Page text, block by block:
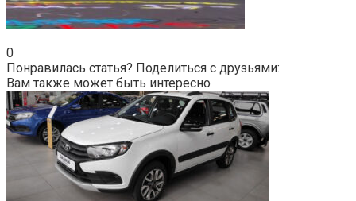
0
Понравилась статья? Поделиться с друзьями:
Вам также может быть интересно